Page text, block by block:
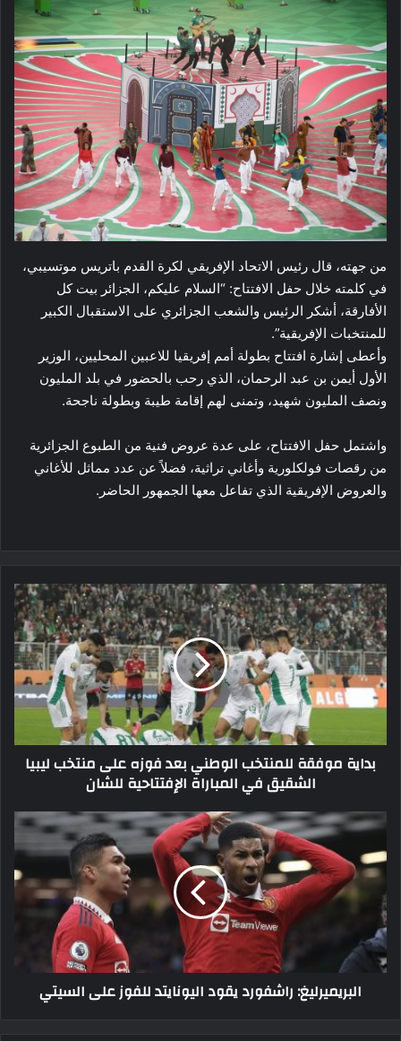
من جهته، قال رئيس الاتحاد الإفريقي لكرة القدم باتريس موتسيبي،
في كلمته خلال حفل الافتتاح: “السلام عليكم، الجزائر بيت كل
الأفارقة، أشكر الرئيس والشعب الجزائري على الاستقبال الكبير
للمنتخبات الإفريقية”.
وأعطى إشارة افتتاح بطولة أمم إفريقيا للاعبين المحليين، الوزير
الأول أيمن بن عبد الرحمان، الذي رحب بالحضور في بلد المليون
ونصف المليون شهيد، وتمنى لهم إقامة طيبة وبطولة ناجحة.
واشتمل حفل الافتتاح، على عدة عروض فنية من الطبوع الجزائرية
من رقصات فولكلورية وأغاني تراثية، فضلاً عن عدد مماثل للأغاني
والعروض الإفريقية الذي تفاعل معها الجمهور الحاضر.
بداية
موفقة
للمنتخب
الوطني
بعد
فوزه
على
ليبيا
الشقيق
الإفتتاحية
للشان
بداية موفقة للمنتخب الوطني بعد فوزه على منتخب ليبيا
الشقيق في المباراة الإفتتاحية للشان
البريميرليغ:
يقود
اليونايتد
للفوز
على
السيتي
البريميرليغ: راشفورد يقود اليونايتد للفوز على السيتي